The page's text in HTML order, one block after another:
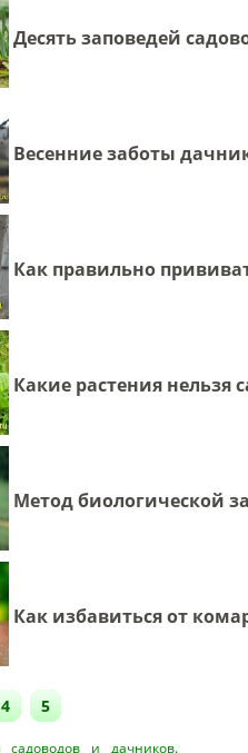
Десять заповедей
Весенние заботы
Как правильно
Какие растения
Метод биологической
Как избавиться от
4 5
и дачников.